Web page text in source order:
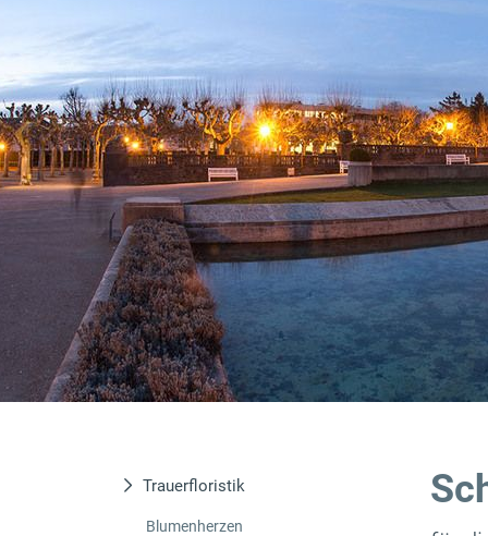
Trauerfloristik
Blumenherzen